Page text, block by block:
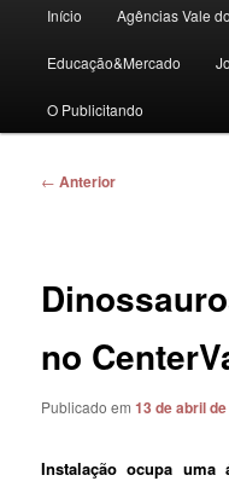
principal
Início Agências Vale
Educação&Mercado
O Publicitando
Navegação
← Anterior
no
Publicado em13 de abril
Instalação ocupa uma